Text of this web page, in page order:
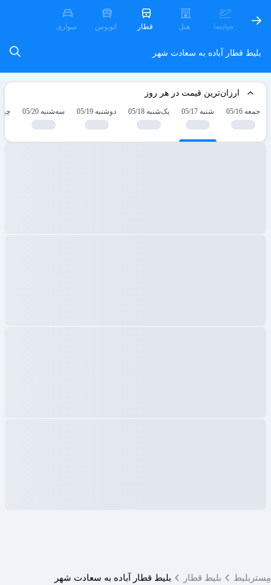
هواپیما هتل قطار اتوبوس سواری
بلیط قطار آباده به سعادت شهر
ارزان‌ترین قیمت در هر روز
جمعه 05/16 شنبه 05/17 یک‌شنبه 05/18 دوشنبه 05/19 سه‌شنبه 05/20
مِستربلیط بلیط قطار بلیط قطار آباده به سعادت شهر